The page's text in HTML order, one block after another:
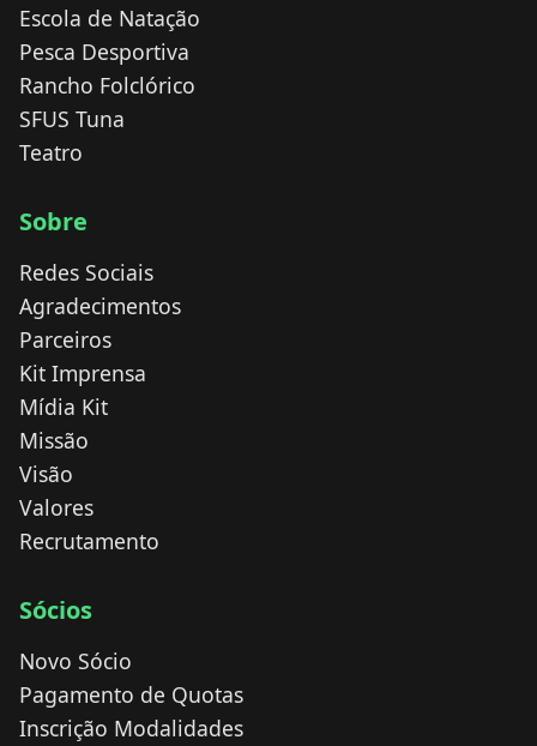
Escola de Natação
Pesca Desportiva
Rancho Folclórico
SFUS Tuna
Teatro
Sobre
Redes Sociais
Agradecimentos
Parceiros
Kit Imprensa
Mídia Kit
Missão
Visão
Valores
Recrutamento
Sócios
Novo Sócio
Pagamento de Quotas
Inscrição Modalidades